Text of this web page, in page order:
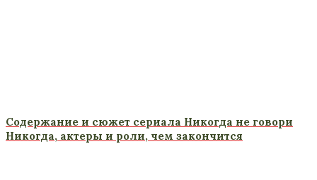
Содержание и сюжет сериала Никогда не говори
Никогда, актеры и роли, чем закончится